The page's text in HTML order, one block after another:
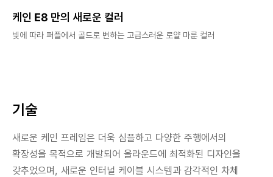
케인 E8 만의 새로운 컬러
빛에 따라 퍼플에서 골드로 변하는 고급스러운 로얄 마룬 컬러
기술
새로운 케인 프레임은 더욱 심플하고 다양한 주행에서의
확장성을 목적으로 개발되어 올라운드에 최적화된 디자인을
갖추었으며, 새로운 인터널 케이블 시스템과 감각적인 차체